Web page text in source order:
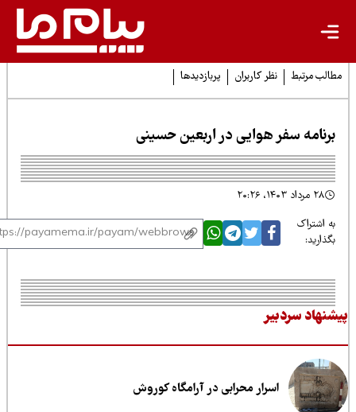
مرتبط نظر کاربران پربازدیدها
سفر هوایی در اربعین حسینی
اشتراک
سردبیر
اسرار محرابی در آرامگاه کوروش